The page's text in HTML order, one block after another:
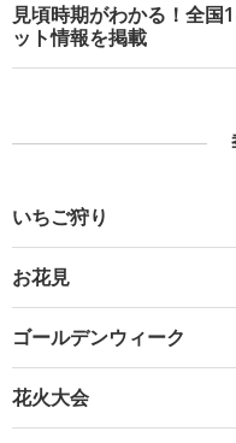
見頃時期がわかる！全国
ット情報を掲載
いちご狩り
お花見
ゴールデンウィーク
花火大会